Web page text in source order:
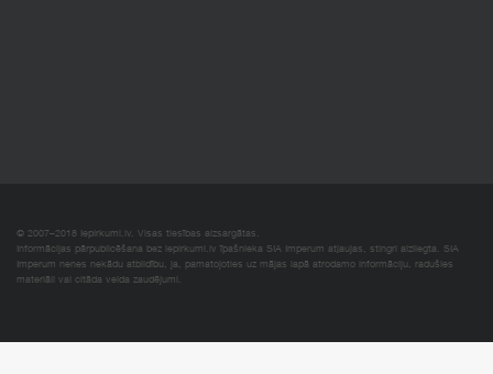
© 2007–2018 Iepirkumi.lv. Visas tiesības aizsargātas.
Informācijas pārpublicēšana bez iepirkumi.lv īpašnieka SIA Imperum atļaujas, stingri aizliegta. SIA
Imperum nenes nekādu atbildību, ja, pamatojoties uz mājas lapā atrodamo informāciju, radušies
materiāli vai citāda veida zaudējumi.